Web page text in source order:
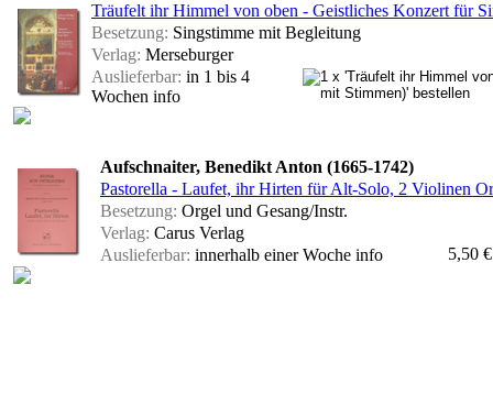
Träufelt ihr Himmel von oben - Geistliches Konzert für
Besetzung: Singstimme mit Begleitung
Verlag: Merseburger
Auslieferbar: in 1 bis 4
Wochen info
Aufschnaiter, Benedikt Anton (1665-1742)
Pastorella - Laufet, ihr Hirten für Alt-Solo, 2 Violinen
Besetzung: Orgel und Gesang/Instr.
Verlag: Carus Verlag
Auslieferbar: innerhalb einer Woche info 5,50 €